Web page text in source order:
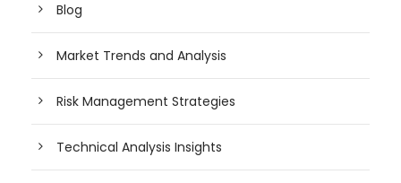
Blog
Market Trends and Analysis
Risk Management Strategies
Technical Analysis Insights